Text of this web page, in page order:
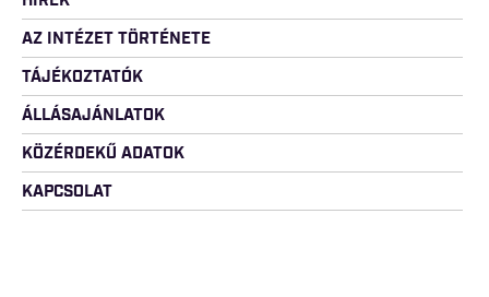
AZ INTÉZET TÖRTÉNETE
TÁJÉKOZTATÓK
ÁLLÁSAJÁNLATOK
KÖZÉRDEKŰ ADATOK
KAPCSOLAT